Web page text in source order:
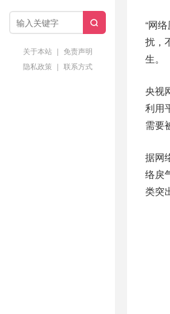

关于本站 | 免责声明
隐私政策 | 联系方式
“网
扰，
生。
央视
利用
需要
据网
络戾
类突